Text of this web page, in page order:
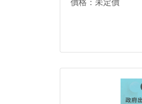
價格：未定價